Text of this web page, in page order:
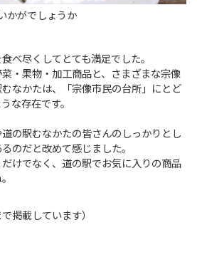
かがでしょうか
べ尽くしてとても満足でした。
・果物・加工商品と、さまざまな宗像
なかたは、「宗像市民の台所」にとど
な存在です。
の駅むなかたの皆さんのしっかりとし
のだと改めて感じました。
けでなく、道の駅でお気に入りの商品
掲載しています）